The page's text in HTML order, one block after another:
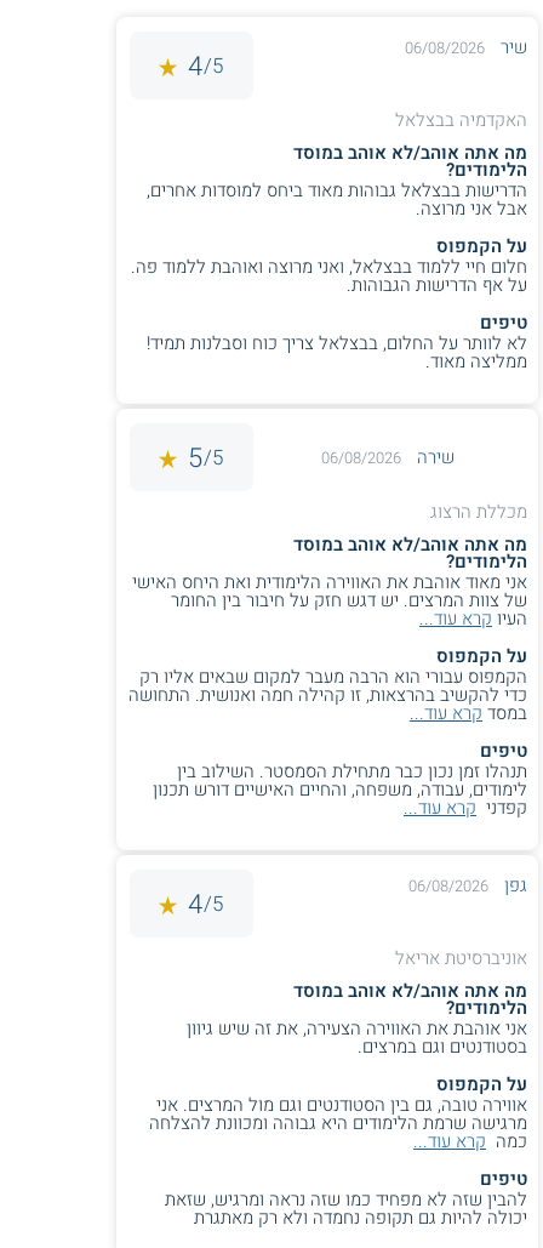
שירות אישי חינם שירות אישי חינם
תואר ראשון - אוניברסיטת
(24)
3.9
מכללת סכנין - לימודי
מכללת ליפשיץ - תואר
ראשון
מכון לנדר - תואר ראשון
חינוך
המרכז האקדמי כרמל -
תואר ראשון
מכללת הולידי אין - תואר
המכללה האקדמית
שיר 06/08/2026
5/
4
האקדמיה בבצלאל
מה אתה אוהב/לא אוהב במוסד
הלימודים?
הדרישות בבצלאל גבוהות מאוד ביחס למוסדות אחרים,
אבל אני מרוצה.
על הקמפוס
חלום חיי ללמוד בבצלאל, ואני מרוצה ואוהבת ללמוד פה.
על אף הדרישות הגבוהות.
טיפים
לא לוותר על החלום, בבצלאל צריך כוח וסבלנות תמיד!
ממליצה מאוד.
שירה 06/08/2026
5/
5
מכללת הרצוג
מה אתה אוהב/לא אוהב במוסד
הלימודים?
אני מאוד אוהבת את האווירה הלימודית ואת היחס האישי
של צוות המרצים. יש דגש חזק על חיבור בין החומר
העיוקרא עוד...
על הקמפוס
הקמפוס עבורי הוא הרבה מעבר למקום שבאים אליו רק
כדי להקשיב בהרצאות, זו קהילה חמה ואנושית. התחושה
במסדקרא עוד...
טיפים
תנהלו זמן נכון כבר מתחילת הסמסטר. השילוב בין
לימודים, עבודה, משפחה, והחיים האישיים דורש תכנון
קפדני קרא עוד...
גפן 06/08/2026
5/
4
אוניברסיטת אריאל
מה אתה אוהב/לא אוהב במוסד
הלימודים?
אני אוהבת את האווירה הצעירה, את זה שיש גיוון
בסטודנטים וגם במרצים.
על הקמפוס
אווירה טובה, גם בין הסטודנטים וגם מול המרצים. אני
מרגישה שרמת הלימודים היא גבוהה ומכוונת להצלחה
כמה קרא עוד...
טיפים
להבין שזה לא מפחיד כמו שזה נראה ומרגיש, שזאת
יכולה להיות גם תקופה נחמדה ולא רק מאתגרת